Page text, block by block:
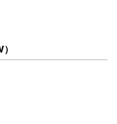
ザシアン V-UNION
TEAM GX
ドゲーム
ックス TAG TEAM GX